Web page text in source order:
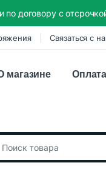
Связаться с
магазине
for:
по договору с